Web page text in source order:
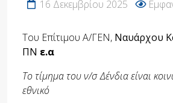
16 Δεκεμβρίου 2025
Του Επίτιμου Α/ΓΕΝ, Ναυάρχου
ΠΝ ε.α
Το τίμημα του ν/σ Δένδια είναι
εθνικό